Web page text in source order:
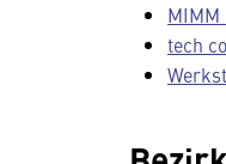
MIMM
tech